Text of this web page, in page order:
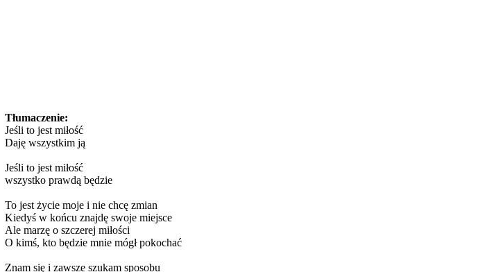
Tłumaczenie:
Jeśli to jest miłość
Daję wszystkim ją
Jeśli to jest miłość
wszystko prawdą będzie
To jest życie moje i nie chcę zmian
Kiedyś w końcu znajdę swoje miejsce
Ale marzę o szczerej miłości
O kimś, kto będzie mnie mógł pokochać
Znam się i zawsze szukam sposobu